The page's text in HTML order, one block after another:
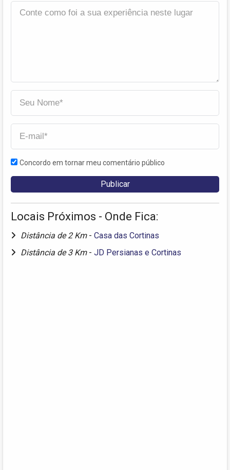
Concordo em tornar meu comentário público
Locais Próximos - Onde Fica:
Distância de 2 Km - Casa das Cortinas
Distância de 3 Km - JD Persianas e Cortinas